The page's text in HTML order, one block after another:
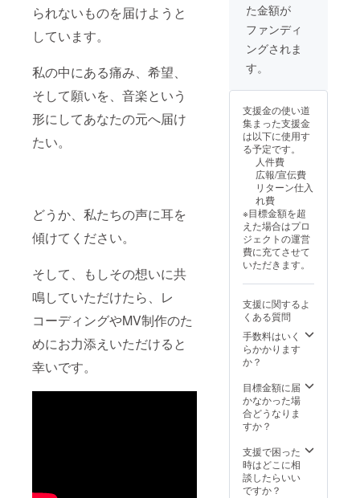
られないものを届けようと
しています。
私の中にある痛み、希望、
そして願いを、音楽という
形にしてあなたの元へ届け
たい。
どうか、私たちの声に耳を
傾けてください。
そして、もしその想いに共
鳴していただけたら、レ
コーディングやMV制作のた
めにお力添えいただけると
幸いです。
た金額が
ファンディ
ングされま
す。
支援金の使い道
集まった支援金
は以下に使用す
る予定です。
人件費
広報/宣伝費
リターン仕入
れ費
※目標金額を超
えた場合はプロ
ジェクトの運営
費に充てさせて
いただきます。
支援に関するよ
くある質問
手数料はいく
らかかります
か？
目標金額に届
かなかった場
合どうなりま
すか？
支援で困った
時はどこに相
談したらいい
ですか？